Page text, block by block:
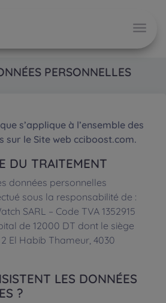
PERSONNELLES
s’applique à l’ensemble des
sur le Site web cciboost.com.
DU TRAITEMENT
données personnelles
sous la responsabilité de :
SARL – Code TVA 1352915
de 12000 DT dont le siège
El Habib Thameur, 4030
LES DONNÉES
?